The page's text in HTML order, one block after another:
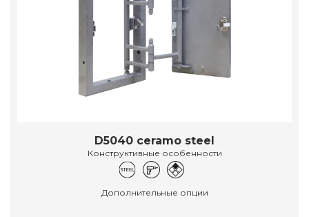
D5040 ceramo steel
Конструктивные особенности
Дополнительные опции